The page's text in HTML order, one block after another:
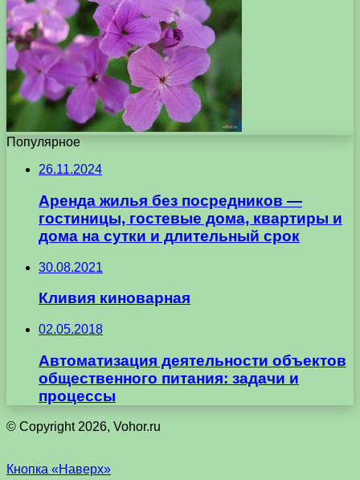
Популярное
26.11.2024
Аренда жилья без посредников —
гостиницы, гостевые дома, квартиры и
дома на сутки и длительный срок
30.08.2021
Кливия киноварная
02.05.2018
Автоматизация деятельности объектов
общественного питания: задачи и
процессы
© Copyright 2026, Vohor.ru
Кнопка «Наверх»